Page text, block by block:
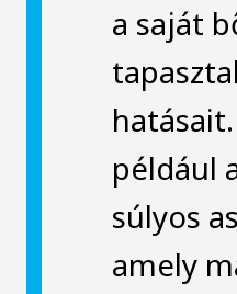
a saját
például
súlyos
amely